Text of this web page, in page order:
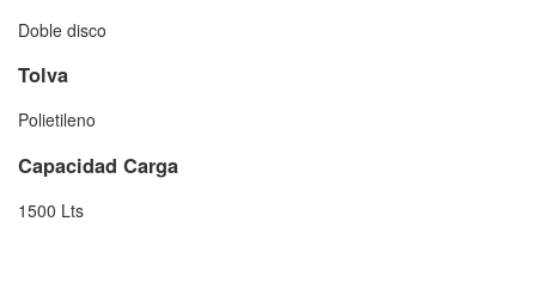
Doble disco
Tolva
Polietileno
Capacidad Carga
1500 Lts